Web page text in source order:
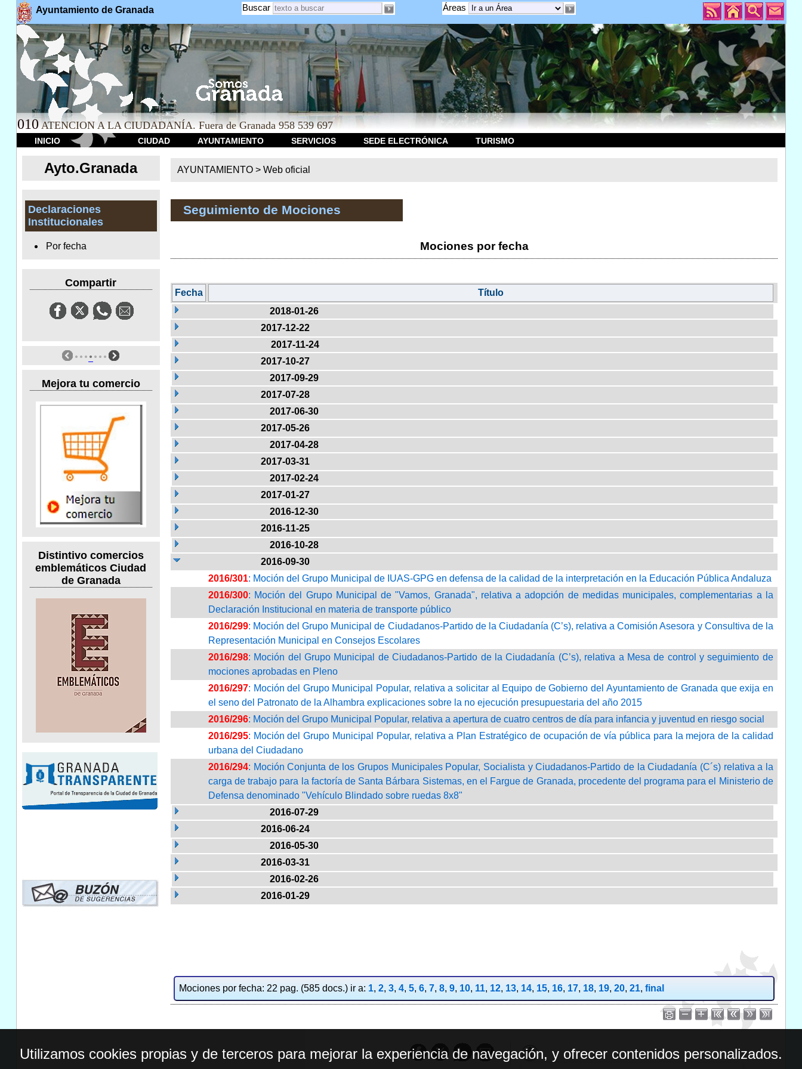
Ayuntamiento de Granada Áreas
Buscar
010 ATENCION A LA CIUDADANÍA. Fuera de Granada 958 539 697
INICIO CIUDAD AYUNTAMIENTO SERVICIOS SEDE ELECTRÓNICA TURISMO
Ayto.Granada
Declaraciones
Institucionales
Por fecha
Compartir
Mejora tu comercio
Distintivo comercios
emblemáticos Ciudad
de Granada
AYUNTAMIENTO > Web oficial
Seguimiento de Mociones
Mociones por fecha
Fecha
Título
2018-01-26
2017-12-22
2017-11-24
2017-10-27
2017-09-29
2017-07-28
2017-06-30
2017-05-26
2017-04-28
2017-03-31
2017-02-24
2017-01-27
2016-12-30
2016-11-25
2016-10-28
2016-09-30
2016/301: Moción del Grupo Municipal de IUAS-GPG en defensa de la calidad de la interpretación en la Educación Pública Andaluza
2016/300: Moción del Grupo Municipal de "Vamos, Granada", relativa a adopción de medidas municipales, complementarias a la
Declaración Institucional en materia de transporte público
2016/299: Moción del Grupo Municipal de Ciudadanos-Partido de la Ciudadanía (C’s), relativa a Comisión Asesora y Consultiva de la
Representación Municipal en Consejos Escolares
2016/298: Moción del Grupo Municipal de Ciudadanos-Partido de la Ciudadanía (C’s), relativa a Mesa de control y seguimiento de
mociones aprobadas en Pleno
2016/297: Moción del Grupo Municipal Popular, relativa a solicitar al Equipo de Gobierno del Ayuntamiento de Granada que exija en
el seno del Patronato de la Alhambra explicaciones sobre la no ejecución presupuestaria del año 2015
2016/296: Moción del Grupo Municipal Popular, relativa a apertura de cuatro centros de día para infancia y juventud en riesgo social
2016/295: Moción del Grupo Municipal Popular, relativa a Plan Estratégico de ocupación de vía pública para la mejora de la calidad
urbana del Ciudadano
2016/294: Moción Conjunta de los Grupos Municipales Popular, Socialista y Ciudadanos-Partido de la Ciudadanía (C´s) relativa a la
carga de trabajo para la factoría de Santa Bárbara Sistemas, en el Fargue de Granada, procedente del programa para el Ministerio de
Defensa denominado "Vehículo Blindado sobre ruedas 8x8"
2016-07-29
2016-06-24
2016-05-30
2016-03-31
2016-02-26
2016-01-29
Mociones por fecha: 22 pag. (585 docs.) ir a: 1, 2, 3, 4, 5, 6, 7, 8, 9, 10, 11, 12, 13, 14, 15, 16, 17, 18, 19, 20, 21, final
Utilizamos cookies propias y de terceros para mejorar la experiencia de navegación, y ofrecer contenidos personalizados.